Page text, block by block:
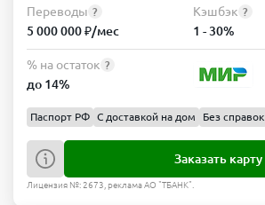
Переводы ?
5 000 000 ₽/мес
Кэшбэк ?
1 - 30%
% на остаток ?
до 14%
Паспорт РФ С доставкой на дом Без справок
Заказать карту
Лицензия №: 2673, реклама АО "ТБАНК".